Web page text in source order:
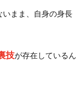
いまま、自身の身長
技が存在しているん